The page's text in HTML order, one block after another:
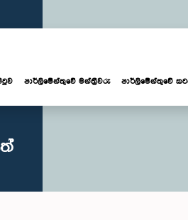
පාර්ලි‌මේන්තුවේ මන්ත්‍රීවරු පාර්ලිමේන්තුවේ